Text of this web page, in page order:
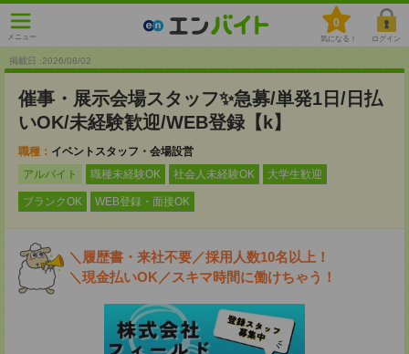
メニュー
0
気になる！ ログイン
掲載日 :2026/08/02
催事・展示会場スタッフ✨急募/単発1日/日払
いOK/未経験歓迎/WEB登録【k】
職種： イベントスタッフ・会場設営
アルバイト
職種未経験OK 社会人未経験OK 大学生歓迎
ブランクOK WEB登録・面接OK
＼履歴書・来社不要／採用人数10名以上！
＼現金払いOK／スキマ時間に働けちゃう！